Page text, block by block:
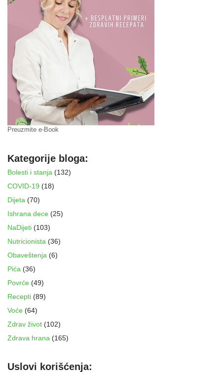
Preuzmite e-Book
Kategorije bloga:
Bolesti i stanja (132)
COVID-19 (18)
Dijeta (70)
Ishrana dece (25)
NaDijeti (103)
Nutricionista (36)
Obaveštenja (6)
Pića (36)
Povrće (49)
Recepti (89)
Voće (64)
Zdrav život (102)
Zdrava hrana (165)
Uslovi korišćenja: